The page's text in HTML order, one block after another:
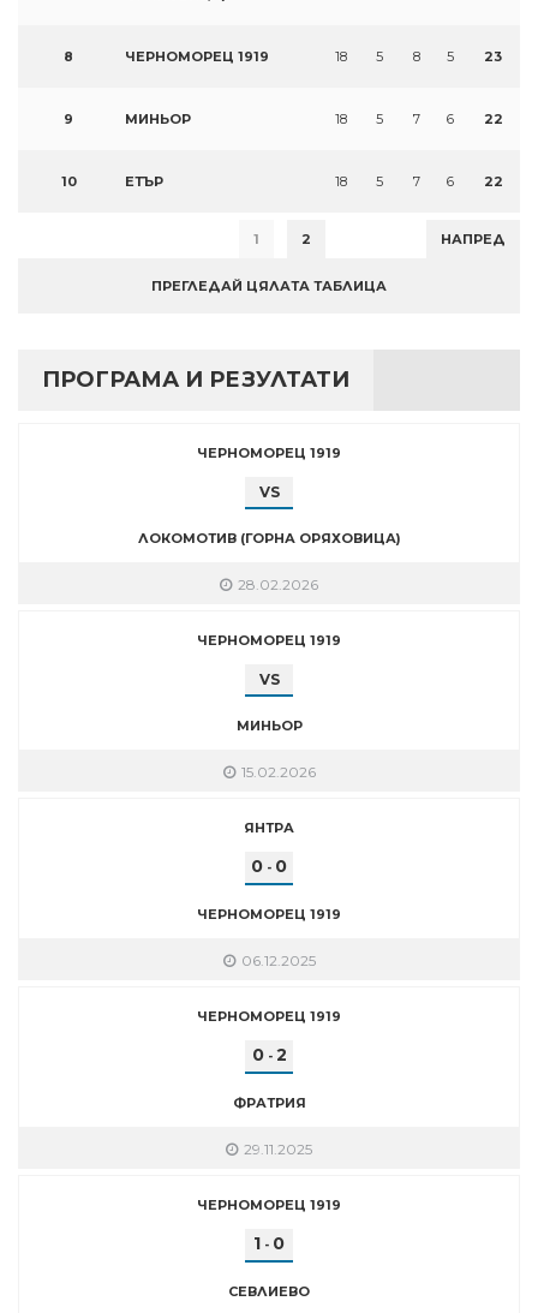
8 ЧЕРНОМОРЕЦ 1919 18 5 8 5 23
9 МИНЬОР 18 5 7 6 22
10 ЕТЪР 18 5 7 6 22
1 2 НАПРЕД
ПРЕГЛЕДАЙ ЦЯЛАТА ТАБЛИЦА
ПРОГРАМА И РЕЗУЛТАТИ
ЧЕРНОМОРЕЦ 1919
VS
ЛОКОМОТИВ (ГОРНА ОРЯХОВИЦА)
28.02.2026
ЧЕРНОМОРЕЦ 1919
VS
МИНЬОР
15.02.2026
ЯНТРА
0 - 0
ЧЕРНОМОРЕЦ 1919
06.12.2025
ЧЕРНОМОРЕЦ 1919
0- 2
ФРАТРИЯ
29.11.2025
ЧЕРНОМОРЕЦ 1919
1 - 0
СЕВЛИЕВО